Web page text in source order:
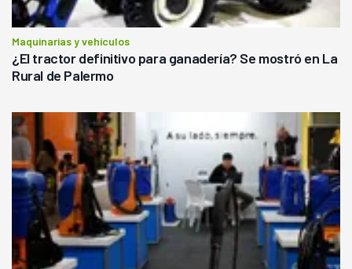
Maquinarias y vehículos
¿El tractor definitivo para ganadería? Se mostró en La
Rural de Palermo